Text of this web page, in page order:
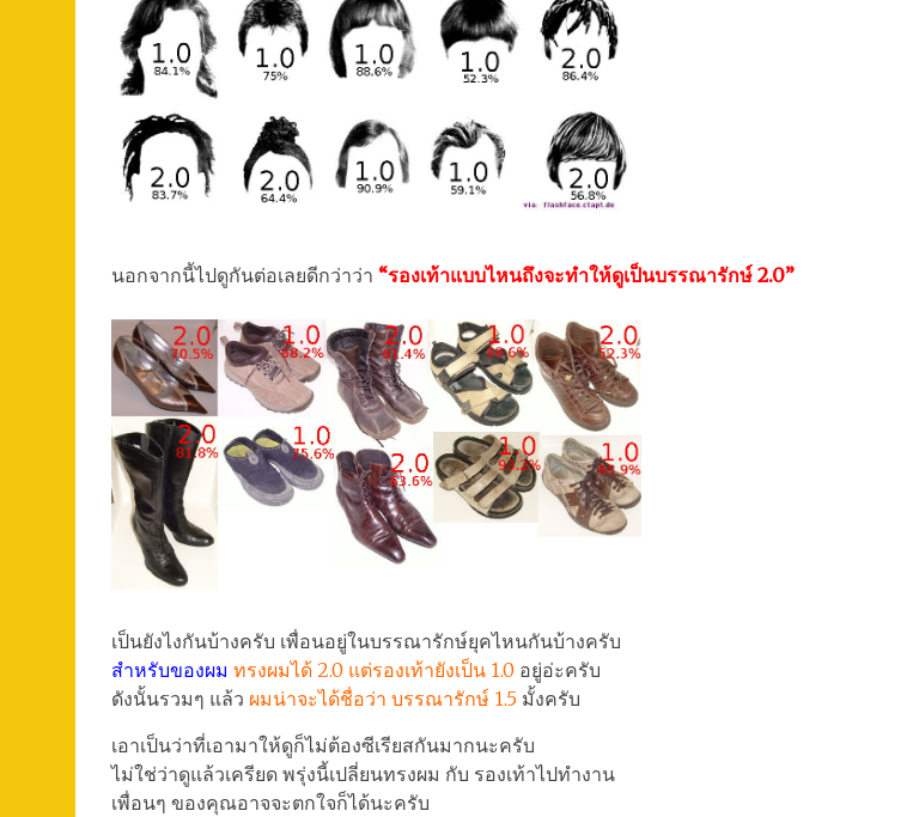
นอกจากนี้ไปดูกันต่อเลยดีกว่าว่า “รองเท้าแบบไหนถึงจะทำให้ดูเป็นบรรณารักษ์ 2.0”
เป็นยังไงกันบ้างครับ เพื่อนอยู่ในบรรณารักษ์ยุคไหนกันบ้างครับ
สำหรับของผม ทรงผมได้ 2.0 แต่รองเท้ายังเป็น 1.0 อยู่อ่ะครับ
ดังนั้นรวมๆ แล้ว ผมน่าจะได้ชื่อว่า บรรณารักษ์ 1.5 มั้งครับ
เอาเป็นว่าที่เอามาให้ดูก็ไม่ต้องซีเรียสกันมากนะครับ
ไม่ใช่ว่าดูแล้วเครียด พรุ่งนี้เปลี่ยนทรงผม กับ รองเท้าไปทำงาน
เพื่อนๆ ของคุณอาจจะตกใจก็ได้นะครับ